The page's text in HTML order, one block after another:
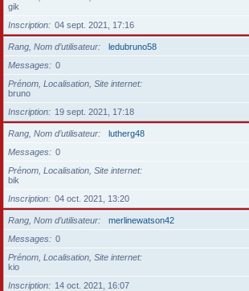
gik
Inscription
04 sept. 2021, 17:16
Rang, Nom d’utilisateur
ledubruno58
Messages
0
Prénom, Localisation, Site internet
bruno
Inscription
19 sept. 2021, 17:18
Rang, Nom d’utilisateur
lutherg48
Messages
0
Prénom, Localisation, Site internet
bik
Inscription
04 oct. 2021, 13:20
Rang, Nom d’utilisateur
merlinewatson42
Messages
0
Prénom, Localisation, Site internet
kio
Inscription
14 oct. 2021, 16:07